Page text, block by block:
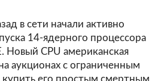
в сети начали активно
14-ядерного процессора
Новый CPU американская
аукционах с ограниченным